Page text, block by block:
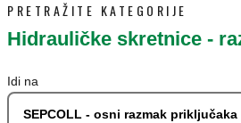
PRETRAŽITE KATEGORIJE
Hidrauličke skretnice -
Idi na
SEPCOLL - osni razmak priključaka